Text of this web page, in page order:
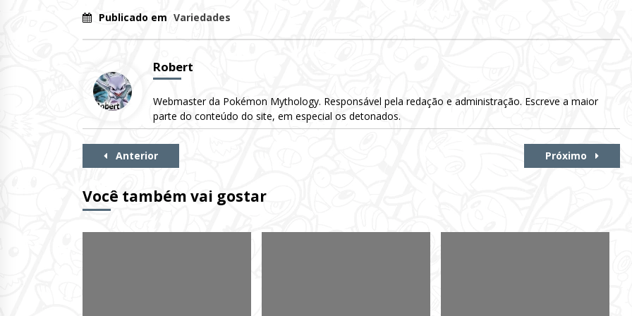
Publicado em Variedades
Robert
Webmaster da Pokémon Mythology. Responsável pela redação e administração. Escreve a maior
parte do conteúdo do site, em especial os detonados.
Continue
Anterior Próximo
Você também vai gostar